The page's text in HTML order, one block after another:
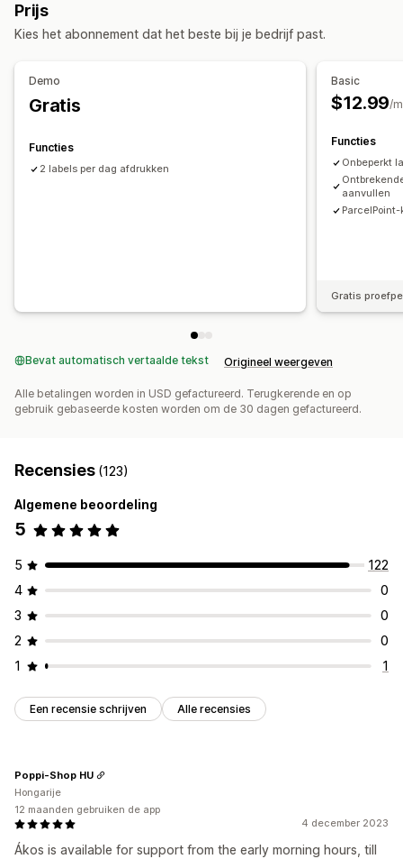
Zendingen beheren
Meldingen
Prijs
Kies het abonnement dat het beste bij je bedrijf past.
Demo
Gratis
Functies
2 labels per dag afdrukken
Basic
$12.99/
Functies
Onbeperkt
aanvullen
Gratis
Bevat automatisch vertaalde tekst Origineel weergeven
Alle betalingen worden in USD gefactureerd. Terugkerende en op
gebruik gebaseerde kosten worden om de 30 dagen gefactureerd.
Recensies (123)
Algemene beoordeling
5
5
122
4
0
3
0
2
0
1
1
Een recensie schrijven Alle recensies
4 december 2023
Ákos is available for support from the early morning hours, till
Poppi-Shop HU
Hongarije
12 maanden gebruiken de app